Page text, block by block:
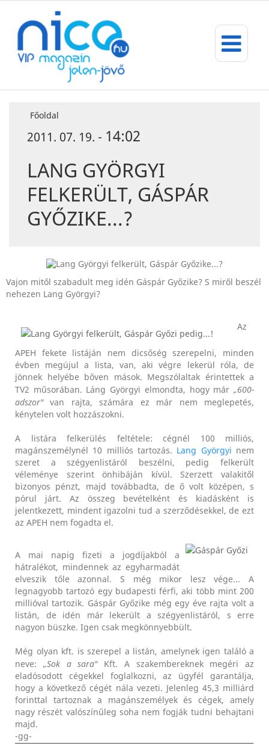
Főoldal
2011. 07. 19. - 14:02
LANG GYÖRGYI
FELKERÜLT, GÁSPÁR
GYŐZIKE...?
Vajon mitől szabadult meg idén Gáspár Győzike? S miről beszél
nehezen Lang Györgyi?
Az
APEH fekete listáján nem dicsőség szerepelni, minden
évben megújul a lista, van, aki végre lekerül róla, de
jönnek helyébe bőven mások. Megszólaltak érintettek a
TV2 műsorában. Láng Györgyi elmondta, hogy már„600-
adszor"van rajta, számára ez már nem meglepetés,
kénytelen volt hozzászokni.
A listára felkerülés feltétele: cégnél 100 milliós,
magánszemélynél 10 milliós tartozás. Lang Györgyi nem
szeret a szégyenlistáról beszélni, pedig felkerült
véleménye szerint önhibáján kívül. Szerzett valakitől
bizonyos pénzt, majd továbbadta, de ő volt középen, s
pórul járt. Az összeg bevételként és kiadásként is
jelentkezett, mindent igazolni tud a szerződésekkel, de ezt
az APEH nem fogadta el.
A mai napig fizeti a jogdíjakból a
hátralékot, mindennek az egyharmadát
elveszik tőle azonnal. S még mikor lesz vége... A
legnagyobb tartozó egy budapesti férfi, aki több mint 200
millióval tartozik. Gáspár Győzike még egy éve rajta volt a
listán, de idén már lekerült a szégyenlistáról, s erre
nagyon büszke. Igen csak megkönnyebbült.
Még olyan kft. is szerepel a listán, amelynek igen találó a
neve:„Sok a sara"Kft. A szakembereknek megéri az
eladósodott cégekkel foglalkozni, az ügyfél garantálja,
hogy a következő cégét nála vezeti. Jelenleg 45,3 milliárd
forinttal tartoznak a magánszemélyek és cégek, amely
nagy részét valószínűleg soha nem fogják tudni behajtani
majd.
-gg-